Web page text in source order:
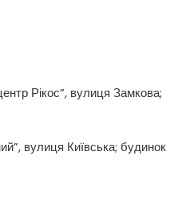
Рікос”, вулиця Замкова;
вулиця Київська; будинок